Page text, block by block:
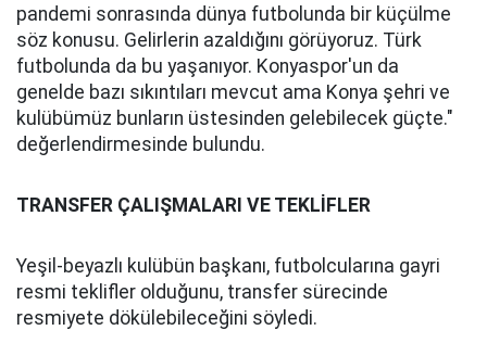
pandemi sonrasında dünya futbolunda bir küçülme
söz konusu. Gelirlerin azaldığını görüyoruz. Türk
futbolunda da bu yaşanıyor. Konyaspor'un da
genelde bazı sıkıntıları mevcut ama Konya şehri ve
kulübümüz bunların üstesinden gelebilecek güçte."
değerlendirmesinde bulundu.
TRANSFER ÇALIŞMALARI VE TEKLİFLER
Yeşil-beyazlı kulübün başkanı, futbolcularına gayri
resmi teklifler olduğunu, transfer sürecinde
resmiyete dökülebileceğini söyledi.